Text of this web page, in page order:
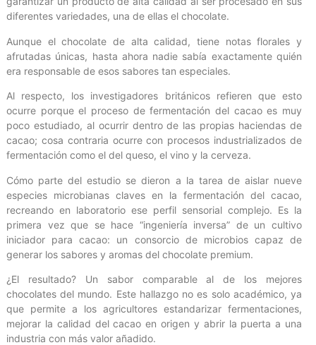
diferentes variedades, una de ellas el chocolate.
Aunque el chocolate de alta calidad, tiene notas florales y
afrutadas únicas, hasta ahora nadie sabía exactamente quién
era responsable de esos sabores tan especiales.
Al respecto, los investigadores británicos refieren que esto
ocurre porque el proceso de fermentación del cacao es muy
poco estudiado, al ocurrir dentro de las propias haciendas de
cacao; cosa contraria ocurre con procesos industrializados de
fermentación como el del queso, el vino y la cerveza.
Cómo parte del estudio se dieron a la tarea de aislar nueve
especies microbianas claves en la fermentación del cacao,
recreando en laboratorio ese perfil sensorial complejo. Es la
primera vez que se hace “ingeniería inversa” de un cultivo
iniciador para cacao: un consorcio de microbios capaz de
generar los sabores y aromas del chocolate premium.
¿El resultado? Un sabor comparable al de los mejores
chocolates del mundo. Este hallazgo no es solo académico, ya
que permite a los agricultores estandarizar fermentaciones,
mejorar la calidad del cacao en origen y abrir la puerta a una
industria con más valor añadido.